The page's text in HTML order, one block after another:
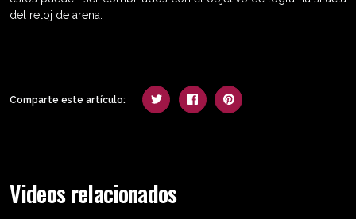
del reloj de arena.
Comparte este artículo:
Videos relacionados